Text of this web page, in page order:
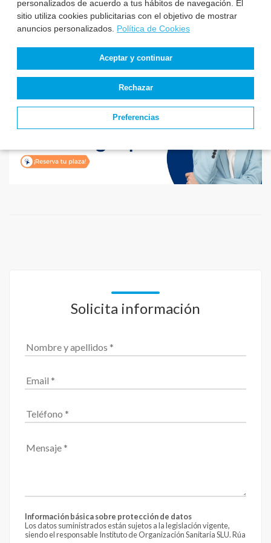
personalizados de acuerdo a tus hábitos de navegación. El
sitio utiliza cookies publicitarias con el objetivo de mostrar
anuncios personalizados. Política de Cookies
Aceptar y continuar
Rechazar
Preferencias
Solicita información
Información básica sobre protección de datos
Los datos suministrados están sujetos a la legislación vigente,
siendo el responsable Instituto de Organización Sanitaria SLU. Rúa